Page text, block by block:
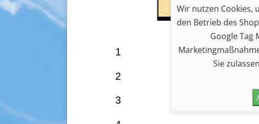
1
2
3
Wir nutzen Cookies,
den Betrieb des
Google Tag
Sie